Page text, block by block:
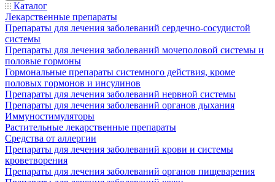
Каталог
Лекарственные препараты
Препараты для лечения заболеваний сердечно-сосудистой
системы
Препараты для лечения заболеваний мочеполовой системы и
половые гормоны
Гормональные препараты системного действия, кроме
половых гормонов и инсулинов
Препараты для лечения заболеваний нервной системы
Препараты для лечения заболеваний органов дыхания
Иммуностимуляторы
Растительные лекарственные препараты
Средства от аллергии
Препараты для лечения заболеваний крови и системы
кроветворения
Препараты для лечения заболеваний органов пищеварения